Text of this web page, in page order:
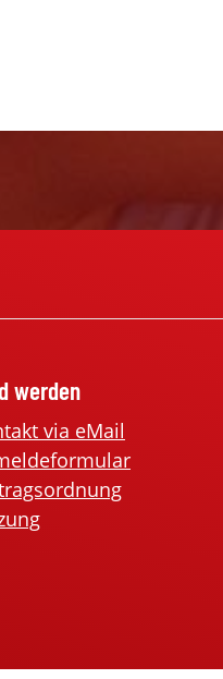
werden
via eMail